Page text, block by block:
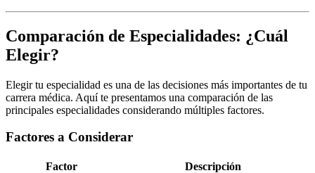
Comparación de Especialidades: ¿Cuál
Elegir?
Elegir tu especialidad es una de las decisiones más importantes de tu
carrera médica. Aquí te presentamos una comparación de las
principales especialidades considerando múltiples factores.
Factores a Considerar
Factor
Descripción